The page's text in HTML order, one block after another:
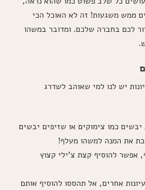
ממש משגעות! זה לא האוכל הכי
לכם בחברה שלכם. ומדובר במשהו
יש לנו למי שאוהב לשדרג
כמו צימוקים או שזיפים יבשים
את המנה למשהו מעלף!
אפשר להוסיף קצת צ'ילי קצוץ
אחרים, אל תהססו להוסיף אותם